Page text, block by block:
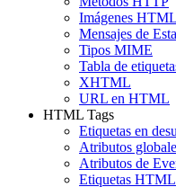
Imágenes HTML
Mensajes de
Tipos MIME
Tabla de
XHTML
URL en HTML
HTML Tags
Etiquetas en
Atributos
Atributos de
Etiquetas HTML